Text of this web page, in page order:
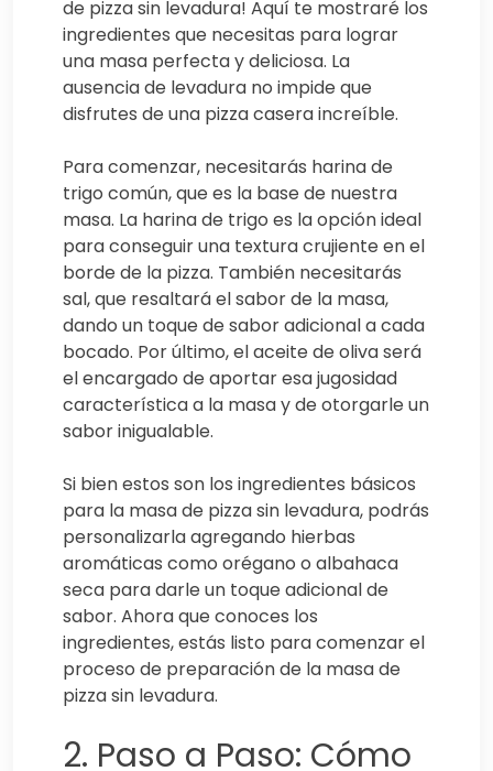
de pizza sin levadura! Aquí te mostraré los
ingredientes que necesitas para lograr
una masa perfecta y deliciosa. La
ausencia de levadura no impide que
disfrutes de una pizza casera increíble.
Para comenzar, necesitarás harina de
trigo común, que es la base de nuestra
masa. La harina de trigo es la opción ideal
para conseguir una textura crujiente en el
borde de la pizza. También necesitarás
sal, que resaltará el sabor de la masa,
dando un toque de sabor adicional a cada
bocado. Por último, el aceite de oliva será
el encargado de aportar esa jugosidad
característica a la masa y de otorgarle un
sabor inigualable.
Si bien estos son los ingredientes básicos
para la masa de pizza sin levadura, podrás
personalizarla agregando hierbas
aromáticas como orégano o albahaca
seca para darle un toque adicional de
sabor. Ahora que conoces los
ingredientes, estás listo para comenzar el
proceso de preparación de la masa de
pizza sin levadura.
2. Paso a Paso: Cómo